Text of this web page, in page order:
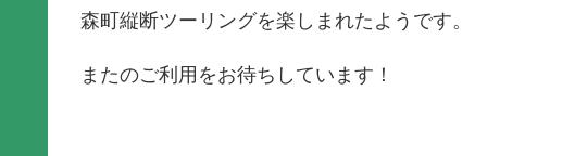
森町縦断ツーリングを楽しまれたようです。
またのご利用をお待ちしています！